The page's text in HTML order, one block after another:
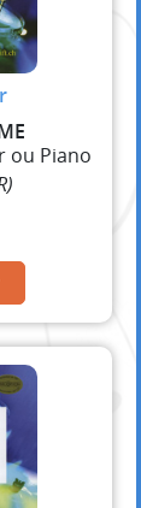
ou Piano